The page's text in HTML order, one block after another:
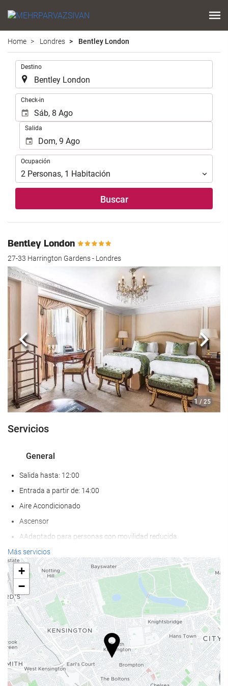
Home Londres Bentley London
Destino
Check-in
Salida
Ocupación
Ocupación
2 Personas, 1 Habitación
Buscar
Bentley London
27-33 Harrington Gardens - Londres
1 / 25
Anterior
Servicios
General
Salida hasta: 12:00
Entrada a partir de: 14:00
Aire Acondicionado
Ascensor
AAdaptado para personas con movilidad reducida
Habitaciones No fumadores
No admite mascotas
Bienestar
Solarium
Spa
Bañera de hidromasaje
Hammam
Sauna
Más servicios
+
−